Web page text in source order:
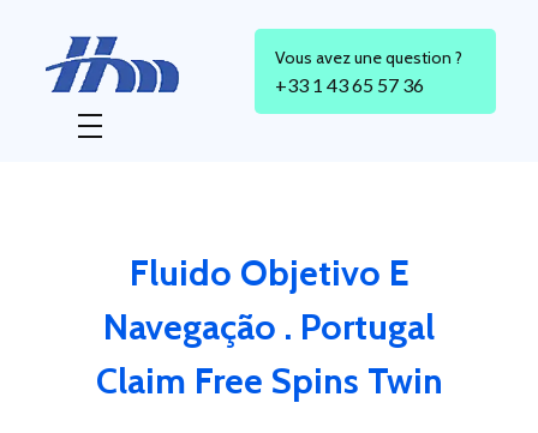
HM 26
Vous avez une question ?
+33 1 43 65 57 36
Fluido Objetivo E
Navegação . Portugal
Claim Free Spins Twin